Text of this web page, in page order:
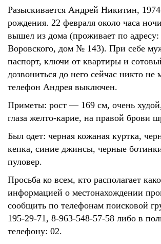
Разыскивается Андрей Никитин, 1974
рождения. 22 февраля около часа
вышел из дома (проживает по адресу:
Воровского, дом № 143). При себе
паспорт, ключи от квартиры и
дозвониться до него сейчас никто
телефон Андрея выключен.
Приметы: рост — 169 см, очень
глаза желто-карие, на правой брови
Был одет: черная кожаная куртка,
кепка, синие джинсы, черные
пуловер.
Просьба ко всем, кто располагает
информацией о местонахождении
сообщить по телефонам поисковой
195-29-71, 8-963-548-57-58 либо в
телефону: 02.